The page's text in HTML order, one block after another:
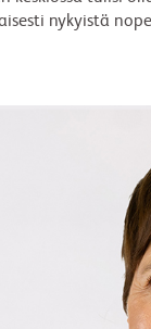
nykyistä